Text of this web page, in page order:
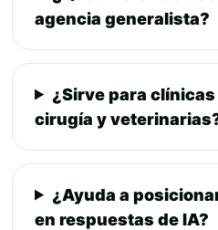
agencia generalista?
¿Sirve para
cirugía y
¿Ayuda a
en respuestas de IA?